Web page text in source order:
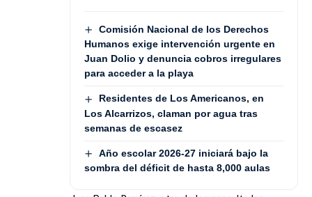
Comisión Nacional de los Derechos
Humanos exige intervención urgente en
Juan Dolio y denuncia cobros irregulares
para acceder a la playa
Residentes de Los Americanos, en
Los Alcarrizos, claman por agua tras
semanas de escasez
Año escolar 2026-27 iniciará bajo la
sombra del déficit de hasta 8,000 aulas